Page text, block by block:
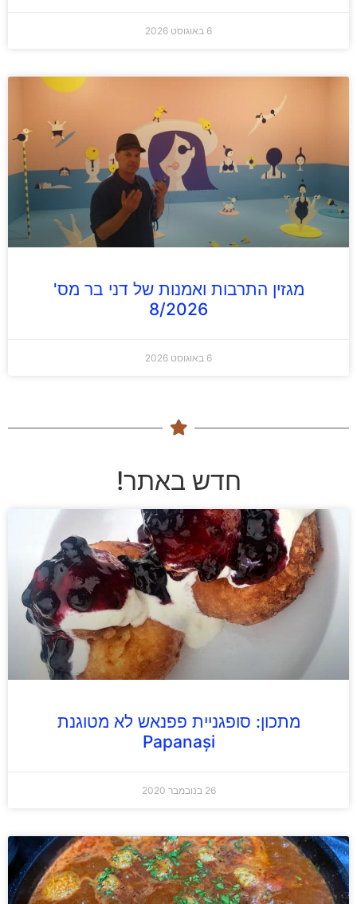
6 באוגוסט 2026
מגזין התרבות ואמנות של דני בר מס'
8/2026
6 באוגוסט 2026
חדש באתר!
מתכון: סופגניית פפנאש לא מטוגנת
Papanași
26 בנובמבר 2020